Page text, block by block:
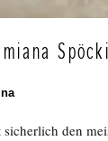
den